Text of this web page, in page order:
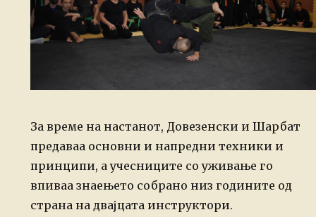
За време на настанот, Довезенски и Шарбат
предаваа основни и напредни техники и
принципи, а учесниците со уживање го
впиваа знаењето собрано низ годините од
страна на двајцата инструктори.